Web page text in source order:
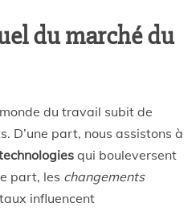
du marché du
du travail subit de
D’une part, nous assistons à
qui bouleversent
part, les changements
influencent